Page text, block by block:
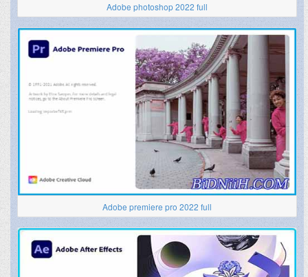
Adobe photoshop 2022 full
Adobe premiere pro 2022 full